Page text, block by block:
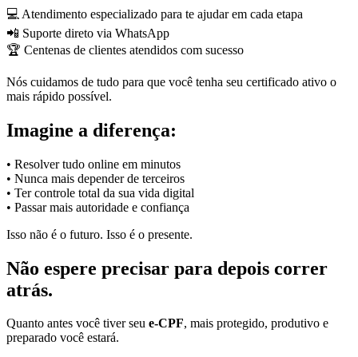
💻 Atendimento especializado para te ajudar em cada etapa
📲 Suporte direto via WhatsApp
🏆 Centenas de clientes atendidos com sucesso
Nós cuidamos de tudo para que você tenha seu certificado ativo o
mais rápido possível.
Imagine a diferença:
• Resolver tudo online em minutos
• Nunca mais depender de terceiros
• Ter controle total da sua vida digital
• Passar mais autoridade e confiança
Isso não é o futuro. Isso é o presente.
Não espere precisar para depois correr
atrás.
Quanto antes você tiver seu e-CPF, mais protegido, produtivo e
preparado você estará.